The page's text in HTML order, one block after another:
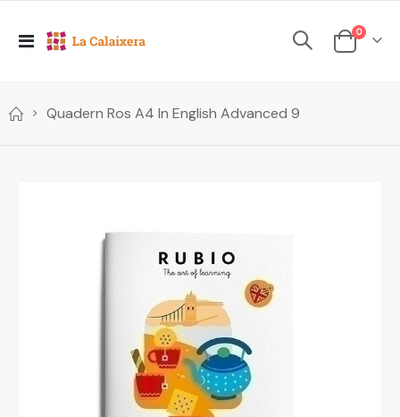
Toggle
Cesta
0elements
Quadern Ros A4 In English Advanced 9